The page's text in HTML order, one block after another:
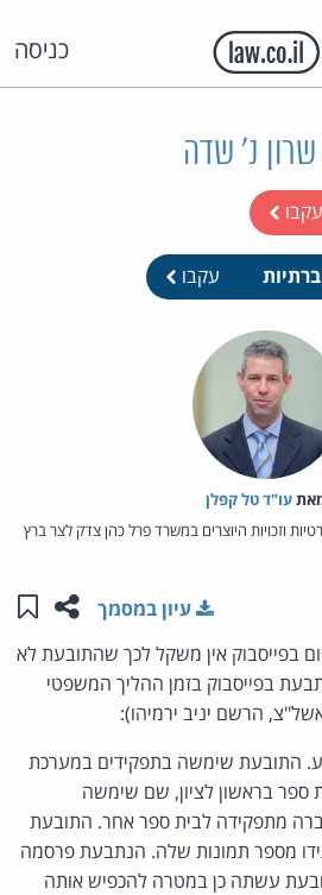
כניסה
עקבו
עקבו
עו"ד טל קפלן
וזכויות היוצרים במשרד פרל כהן צדק לצר ברץ
שתפו
עיון במסמך
בפייסבוק אין משקל לכך שהתובעת לא
בפייסבוק בזמן ההליך המשפטי
הרשם יניב ירמיהו):
התובעת שימשה בתפקידים במערכת
ספר בראשון לציון, שם שימשה
מתפקידה לבית ספר אחר. התובעת
מספר תמונות שלה. הנתבעת פרסמה
עשתה כן במטרה להכפיש אותה